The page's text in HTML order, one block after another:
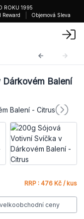
ROKU 1995
Reward Objemová Sleva
Balení
RRP : 476 Kč / kus
ceny